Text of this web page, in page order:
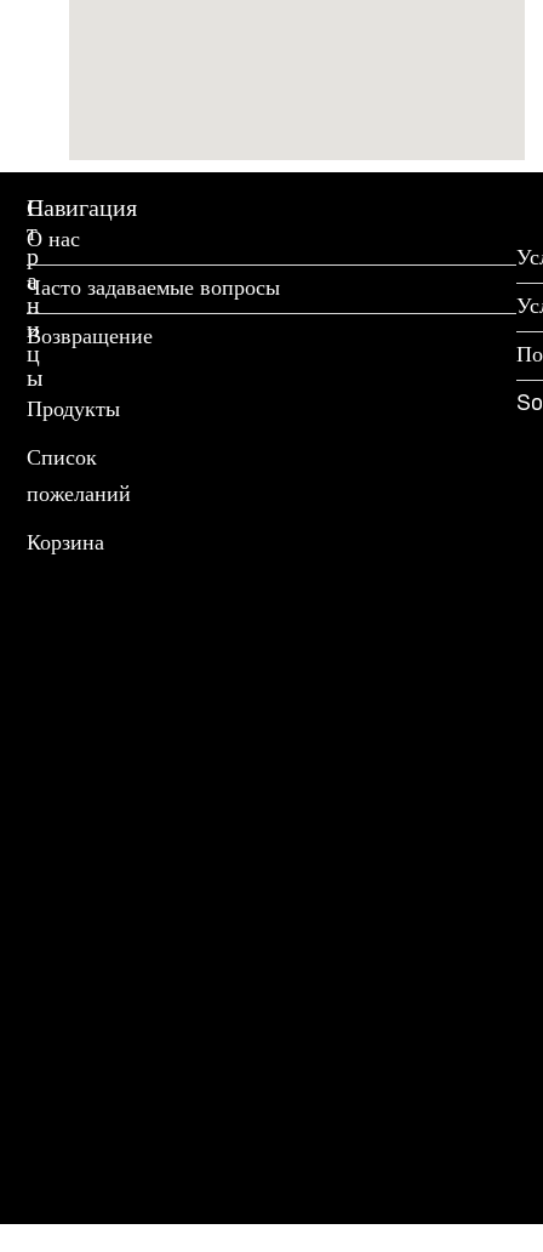
С
т
р
а
н
и
ц
ы
Продукты
Список
пожеланий
Корзина
Навигация
О нас
Часто задаваемые вопросы
Возвращение